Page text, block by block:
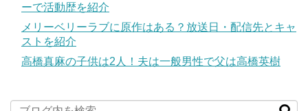
ーで活動歴を紹介
メリーベリーラブに原作はある？放送日・配信先とキャ
ストを紹介
高橋真麻の子供は2人！夫は一般男性で父は高橋英樹